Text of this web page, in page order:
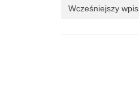
Wcześniejszy wpis